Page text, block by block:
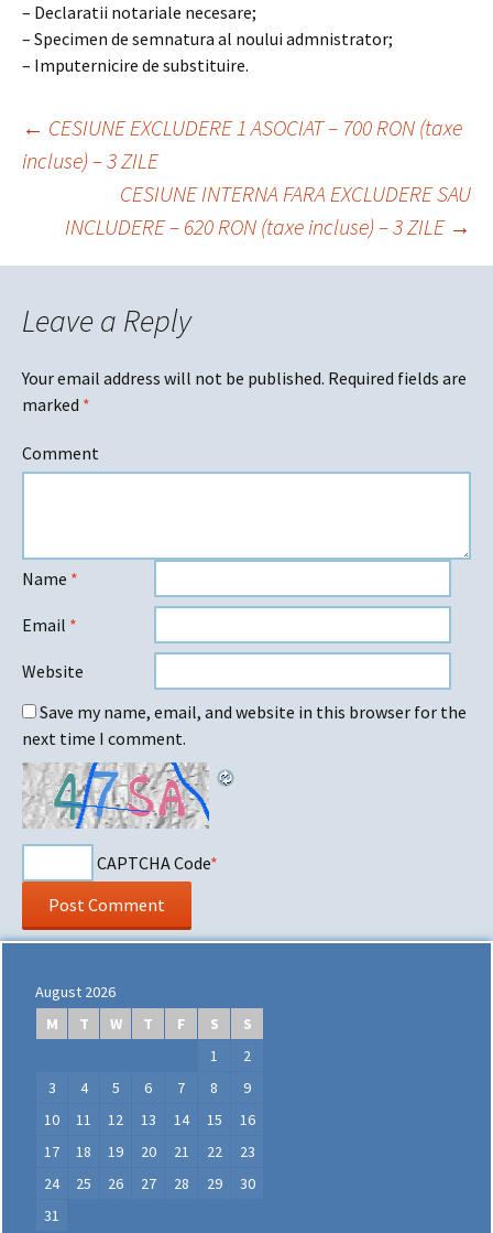
– Declaratii notariale necesare;
– Specimen de semnatura al noului admnistrator;
– Imputernicire de substituire.
Post
navigation
← CESIUNE EXCLUDERE 1 ASOCIAT – 700 RON (taxe
incluse) – 3 ZILE
CESIUNE INTERNA FARA EXCLUDERE SAU
INCLUDERE – 620 RON (taxe incluse) – 3 ZILE →
Leave a Reply
Your email address will not be published. Required fields are
marked *
Comment
Name *
Email *
Website
Save my name, email, and website in this browser for the
next time I comment.
CAPTCHA Code*
August 2026
M
T W T F S
S
1
2
3
4 5 6 7 8
9
10
11 12 13 14 15
16
17
18 19 20 21 22
23
24
25 26 27 28 29
30
31